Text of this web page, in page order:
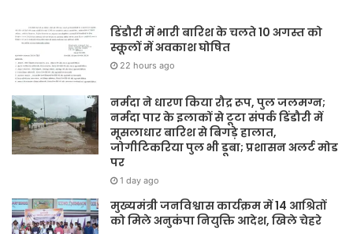
डिंडौरी में भारी बारिश के चलते 10 अगस्त को
स्कूलों में अवकाश घोषित
22 hours ago
नर्मदा ने धारण किया रौद्र रूप, पुल जलमग्न;
नर्मदा पार के इलाकों से टूटा संपर्क डिंडौरी में
मूसलाधार बारिश से बिगड़े हालात,
जोगीटिकरिया पुल भी डूबा; प्रशासन अलर्ट मोड
पर
1 day ago
मुख्यमंत्री जनविश्वास कार्यक्रम में 14 आश्रितों
को मिले अनुकंपा नियुक्ति आदेश, खिले चेहरे